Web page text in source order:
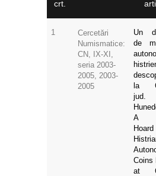
crt.
1
Cercetări
Numismatice:
CN, IX-XI,
seria 2003-
2005, 2003-
2005
Un
de
la
jud.
A
Coins
at